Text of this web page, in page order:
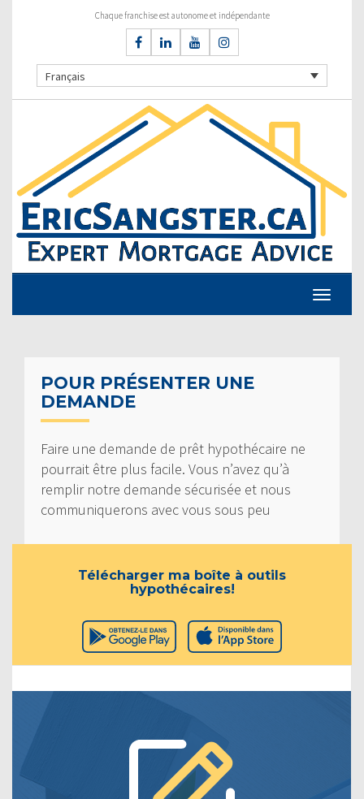
Chaque franchise est autonome et indépendante
Français
POUR PRÉSENTER UNE
DEMANDE
Faire une demande de prêt hypothécaire ne
pourrait être plus facile. Vous n’avez qu’à
remplir notre demande sécurisée et nous
communiquerons avec vous sous peu
Télécharger ma boîte à outils
hypothécaires!